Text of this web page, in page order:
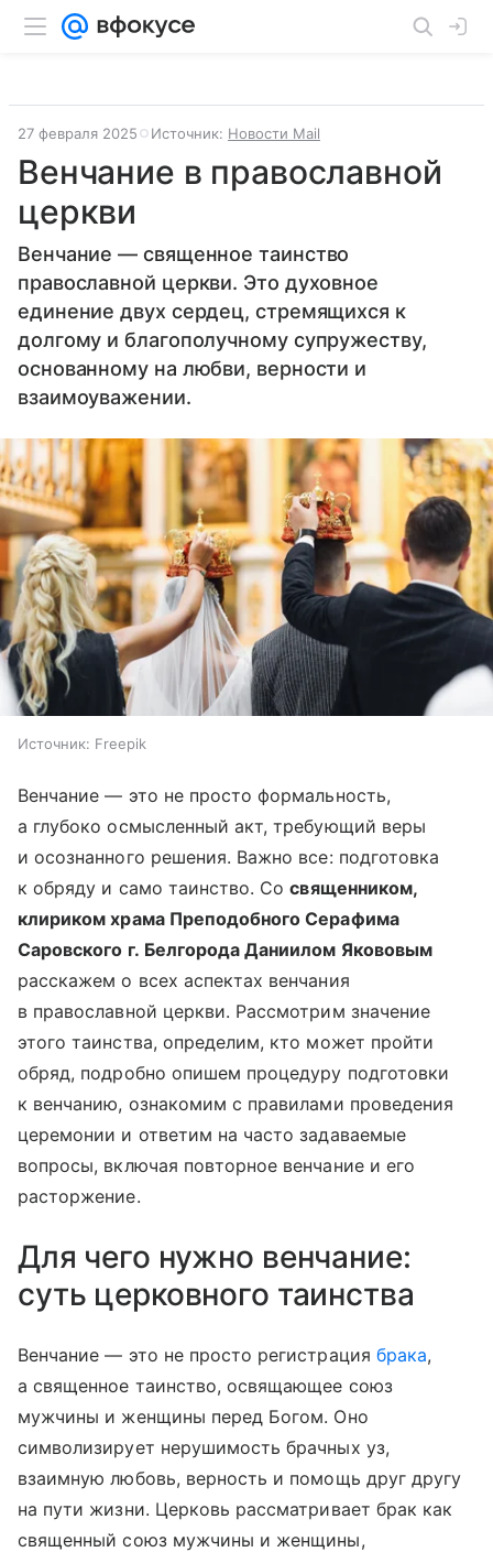
27 февраля 2025 Источник: Новости Mail
Венчание в православной
церкви
Венчание — священное таинство
православной церкви. Это духовное
единение двух сердец, стремящихся к
долгому и благополучному супружеству,
основанному на любви, верности и
взаимоуважении.
Источник: Freepik
Венчание — это не просто формальность,
а глубоко осмысленный акт, требующий веры
и осознанного решения. Важно все: подготовка
к обряду и само таинство. Сосвященником,
клириком храма Преподобного Серафима
Саровского г. Белгорода Даниилом Якововым
расскажем о всех аспектах венчания
в православной церкви. Рассмотрим значение
этого таинства, определим, кто может пройти
обряд, подробно опишем процедуру подготовки
к венчанию, ознакомим с правилами проведения
церемонии и ответим на часто задаваемые
вопросы, включая повторное венчание и его
расторжение.
Для чего нужно венчание:
суть церковного таинства
Венчание — это не просто регистрация брака,
а священное таинство, освящающее союз
мужчины и женщины перед Богом. Оно
символизирует нерушимость брачных уз,
взаимную любовь, верность и помощь друг другу
на пути жизни. Церковь рассматривает брак как
священный союз мужчины и женщины,